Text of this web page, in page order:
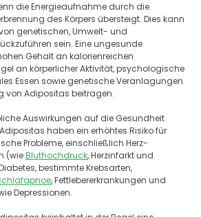
die Energieaufnahme durch die
des Körpers übersteigt. Dies kann
genetischen, Umwelt- und
sein. Eine ungesunde
Gehalt an kalorienreichen
an körperlicher Aktivität, psychologische
Essen sowie genetische Veranlagungen
von Adipositas beitragen.
Auswirkungen auf die Gesundheit
haben ein erhöhtes Risiko für
Probleme, einschließlich Herz-
(wie Bluthochdruck, Herzinfarkt und
bestimmte Krebsarten,
, Fettlebererkrankungen und
Depressionen.